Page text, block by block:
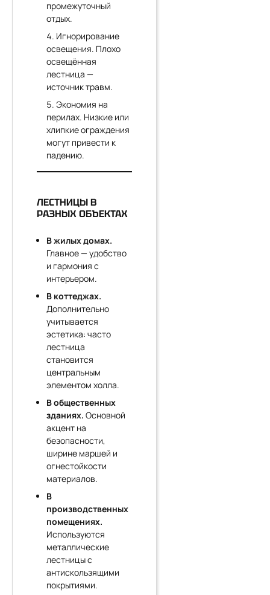
промежуточный
отдых.
Игнорирование
освещения. Плохо
освещённая
лестница —
источник травм.
Экономия на
перилах. Низкие или
хлипкие ограждения
могут привести к
падению.
ЛЕСТНИЦЫ В
РАЗНЫХ ОБЪЕКТАХ
В жилых домах.
Главное — удобство
и гармония с
интерьером.
В коттеджах.
Дополнительно
учитывается
эстетика: часто
лестница
становится
центральным
элементом холла.
В общественных
зданиях. Основной
акцент на
безопасности,
ширине маршей и
огнестойкости
материалов.
В
производственных
помещениях.
Используются
металлические
лестницы с
антискользящими
покрытиями.